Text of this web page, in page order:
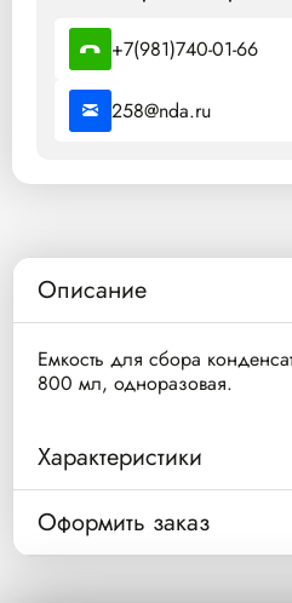
+7(981)740-01-66
258@nda.ru
Описание
Характеристики
Оформить заказ
Емкость для сбора
800 мл, одноразовая.
Код